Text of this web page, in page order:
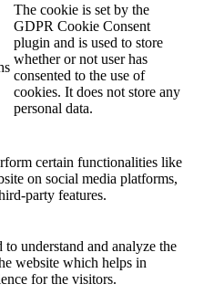
The cookie is set by the
GDPR Cookie Consent
plugin and is used to store
whether or not user has
consented to the use of
cookies. It does not store any
personal data.
certain functionalities like
on social media platforms,
party features.
to understand and analyze the
website which helps in
for the visitors.